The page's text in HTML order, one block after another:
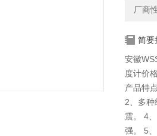
厂商
简要
安徽
度计价格
产品特
2、多
震。 4
强。 5